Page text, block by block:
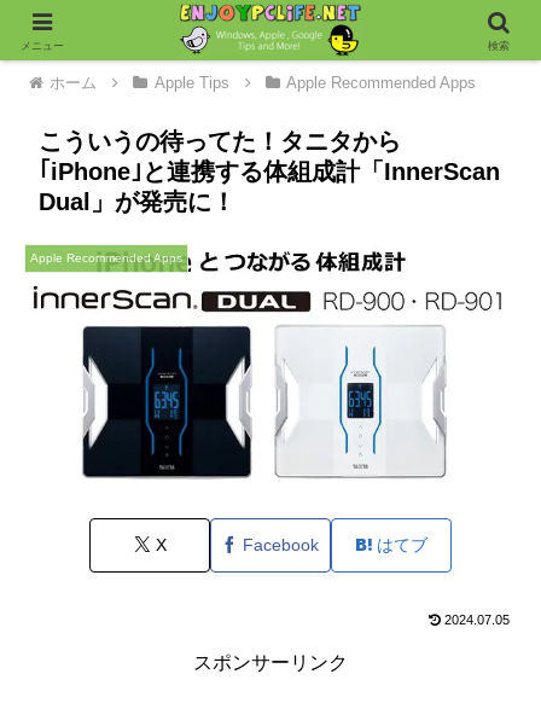
ホーム Apple Tips Apple Recommended Apps
こういうの待ってた！タニタから
｢iPhone｣と連携する体組成計「InnerScan
Dual」が発売に！
Apple Recommended Apps
X Facebook はてブ
2024.07.05
スポンサーリンク
メニュー 検索